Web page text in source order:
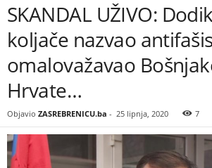
SKANDAL UŽIVO:
koljače nazvao
omalovažavao
Hrvate…
Objavio ZASREBRENICU.ba - 25 lipnja, 2020 7